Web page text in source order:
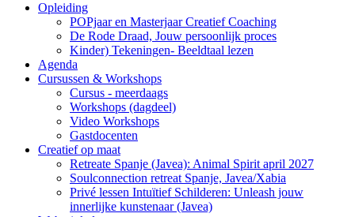
Opleiding
POPjaar en Masterjaar Creatief Coaching
De Rode Draad, Jouw persoonlijk proces
Kinder) Tekeningen- Beeldtaal lezen
Agenda
Cursussen & Workshops
Cursus - meerdaags
Workshops (dagdeel)
Video Workshops
Gastdocenten
Creatief op maat
Retreate Spanje (Javea): Animal Spirit april 2027
Soulconnection retreat Spanje, Javea/Xabia
Privé lessen Intuïtief Schilderen: Unleash jouw
innerlijke kunstenaar (Javea)